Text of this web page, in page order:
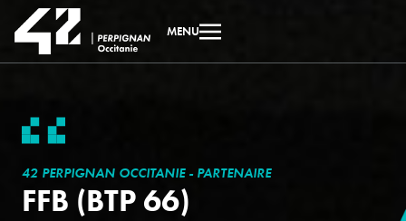
MENU
42 PERPIGNAN OCCITANIE - PARTENAIRE
FFB (BTP 66)